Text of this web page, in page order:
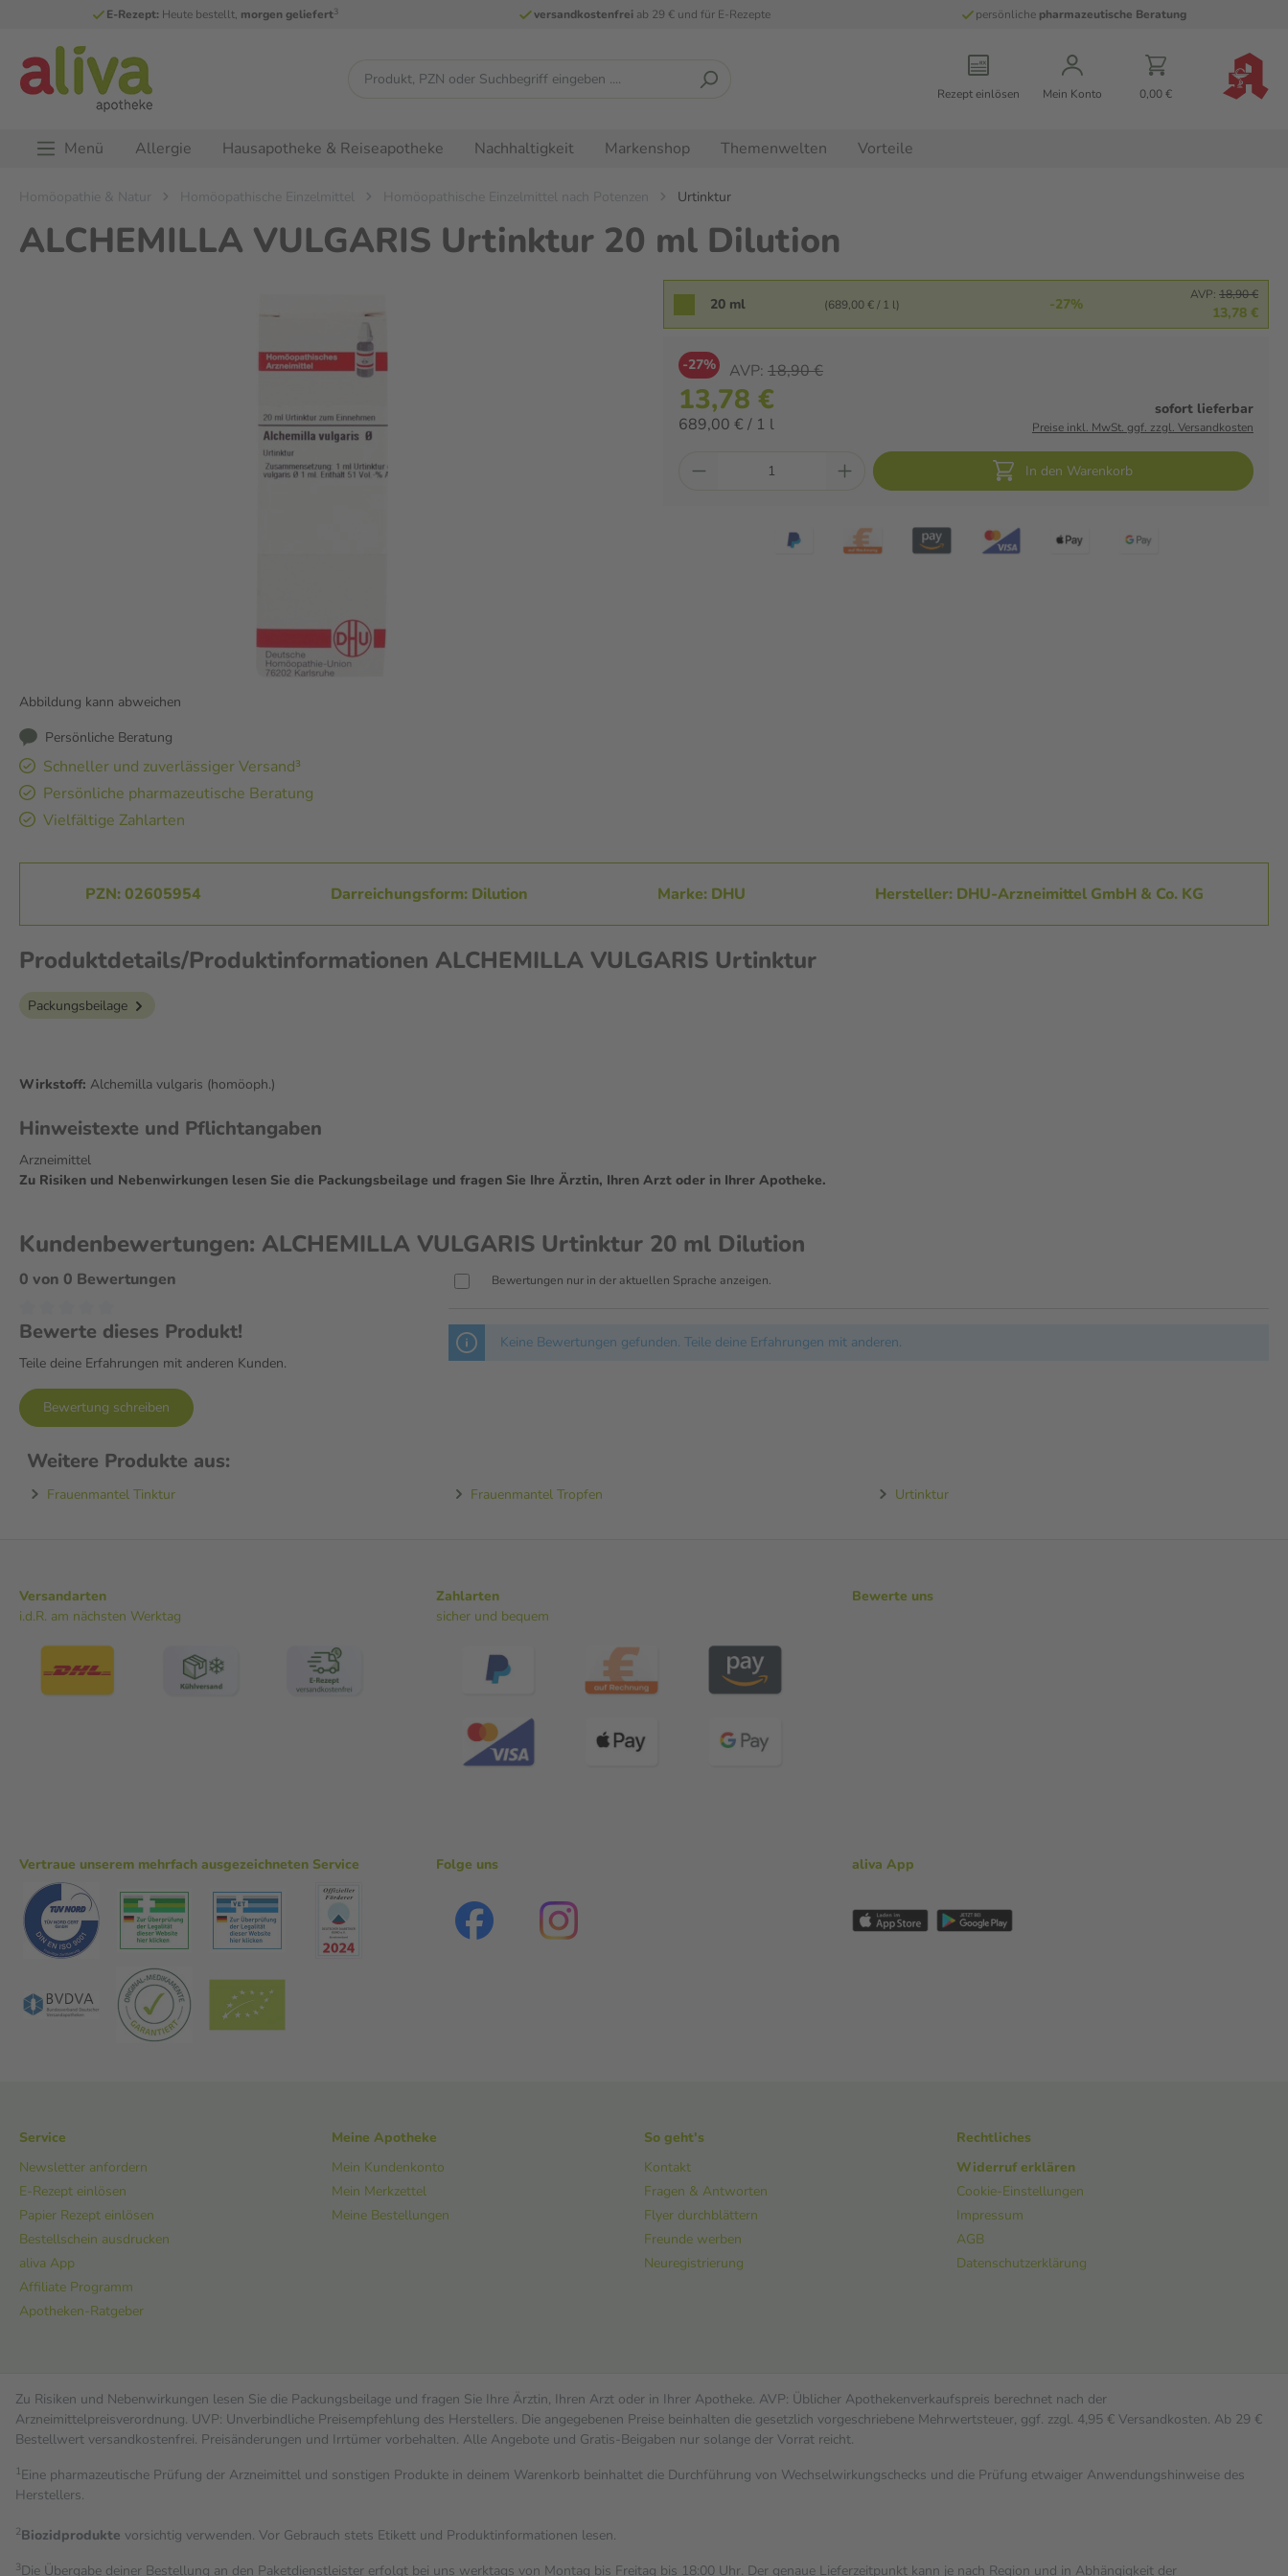
E-Rezept: Heute bestellt, morgen geliefert3 versandkostenfreiab 29 € und für E-Rezepte persönliche pharmazeutische Beratung
Rezept einlösen Mein Konto 0,00 €
Menü Allergie Hausapotheke & Reiseapotheke Nachhaltigkeit Markenshop Themenwelten Vorteile
Homöopathie & Natur Homöopathische Einzelmittel Homöopathische Einzelmittel nach Potenzen Urtinktur
ALCHEMILLA VULGARIS Urtinktur 20 ml Dilution
Abbildung kann abweichen
Persönliche Beratung
Schneller und zuverlässiger Versand³
Persönliche pharmazeutische Beratung
Vielfältige Zahlarten
20 ml (689,00 € / 1 l) -27%
AVP: 18,90 €
13,78 €
-27% AVP: 18,90 €
13,78 €
689,00 € / 1 l
sofort lieferbar
Preise inkl. MwSt. ggf. zzgl. Versandkosten
In den Warenkorb
PZN: 02605954 Darreichungsform: Dilution Marke: DHU Hersteller: DHU-Arzneimittel GmbH & Co. KG
Produktdetails/Produktinformationen ALCHEMILLA VULGARIS Urtinktur
Packungsbeilage
Wirkstoff: Alchemilla vulgaris (homöoph.)
Hinweistexte und Pflichtangaben
Arzneimittel
Zu Risiken und Nebenwirkungen lesen Sie die Packungsbeilage und fragen Sie Ihre Ärztin, Ihren Arzt oder in Ihrer Apotheke.
Kundenbewertungen: ALCHEMILLA VULGARIS Urtinktur 20 ml Dilution
0 von 0 Bewertungen
Bewerte dieses Produkt!
Teile deine Erfahrungen mit anderen Kunden.
Bewertung schreiben
Bewertungen nur in der aktuellen Sprache anzeigen.
Keine Bewertungen gefunden. Teile deine Erfahrungen mit anderen.
Weitere Produkte aus:
Frauenmantel Tinktur Frauenmantel Tropfen Urtinktur
Versandarten
i.d.R. am nächsten Werktag
Zahlarten
sicher und bequem
Bewerte uns
Vertraue unserem mehrfach ausgezeichneten Service Folge uns aliva App
Service
Newsletter anfordern
E-Rezept einlösen
Papier Rezept einlösen
Bestellschein ausdrucken
aliva App
Affiliate Programm
Apotheken-Ratgeber
Meine Apotheke
Mein Kundenkonto
Mein Merkzettel
Meine Bestellungen
So geht's
Kontakt
Fragen & Antworten
Flyer durchblättern
Freunde werben
Neuregistrierung
Rechtliches
Widerruf erklären
Cookie-Einstellungen
Impressum
AGB
Datenschutzerklärung
Zu Risiken und Nebenwirkungen lesen Sie die Packungsbeilage und fragen Sie Ihre Ärztin, Ihren Arzt oder in Ihrer Apotheke. AVP: Üblicher Apothekenverkaufspreis berechnet nach der
Arzneimittelpreisverordnung. UVP: Unverbindliche Preisempfehlung des Herstellers. Die angegebenen Preise beinhalten die gesetzlich vorgeschriebene Mehrwertsteuer, ggf. zzgl. 4,95 € Versandkosten. Ab 29 €
Bestell­wert versand­kosten­frei. Preisänderungen und Irrtümer vorbehalten. Alle Angebote und Gratis-Beigaben nur solange der Vorrat reicht.
1Eine pharmazeutische Prüfung der Arzneimittel und sonstigen Produkte in deinem Warenkorb beinhaltet die Durchführung von Wechselwirkungschecks und die Prüfung etwaiger Anwendungshinweise des
Herstellers.
2Biozidprodukte vorsichtig verwenden. Vor Gebrauch stets Etikett und Produktinformationen lesen.
3Die Übergabe deiner Bestellung an den Paketdienstleister erfolgt bei uns werktags von Montag bis Freitag bis 18:00 Uhr. Der genaue Lieferzeitpunkt kann je nach Region und in Abhängigkeit der